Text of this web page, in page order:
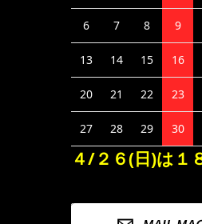
6 7 8 9
13 14 15 16
20 21 22 23
27 28 29 30
４/２６(日)は１